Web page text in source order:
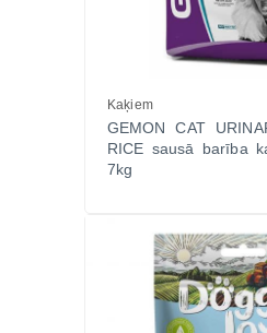
Kaķiem
GEMON CAT
RICE sausā barība
7kg